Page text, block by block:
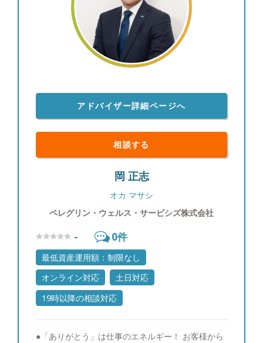
アドバイザー詳細ページへ
相談する
岡 正志
オカ マサシ
ペレグリン・ウェルス・サービシズ株式会社
- 0件
最低資産運用額：制限なし
オンライン対応
土日対応
19時以降の相談対応
●「ありがとう」は仕事のエネルギー！ お客様から